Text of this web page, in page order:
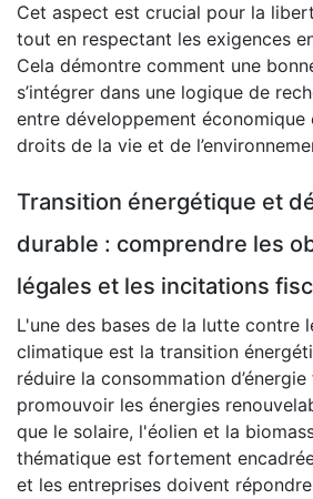
Cet aspect est crucial pour la
tout en respectant les exigences
Cela démontre comment une
s’intégrer dans une logique de
entre développement économique
droits de la vie et de
Transition énergétique et
durable : comprendre les
légales et les incitations
L'une des bases de la lutte contre
climatique est la transition
réduire la consommation
promouvoir les énergies
que le solaire, l'éolien et la
thématique est fortement
et les entreprises doivent